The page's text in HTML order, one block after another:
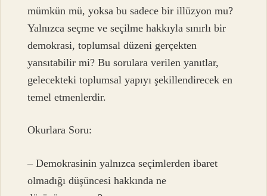
mümkün mü, yoksa bu sadece bir illüzyon mu?
Yalnızca seçme ve seçilme hakkıyla sınırlı bir
demokrasi, toplumsal düzeni gerçekten
yansıtabilir mi? Bu sorulara verilen yanıtlar,
gelecekteki toplumsal yapıyı şekillendirecek en
temel etmenlerdir.
Okurlara Soru:
– Demokrasinin yalnızca seçimlerden ibaret
olmadığı düşüncesi hakkında ne